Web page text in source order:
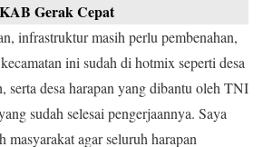
Gerak Cepat
infrastruktur masih perlu pembenahan,
ini sudah di hotmix seperti desa
serta desa harapan yang dibantu oleh TNI
sudah selesai pengerjaannya. Saya
masyarakat agar seluruh harapan